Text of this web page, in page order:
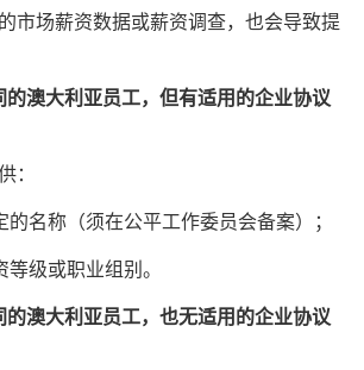
市场薪资数据或薪资调查，也会导致提
澳大利亚员工，但有适用的企业协议
：
的名称（须在公平工作委员会备案）；
等级或职业组别。
澳大利亚员工，也无适用的企业协议